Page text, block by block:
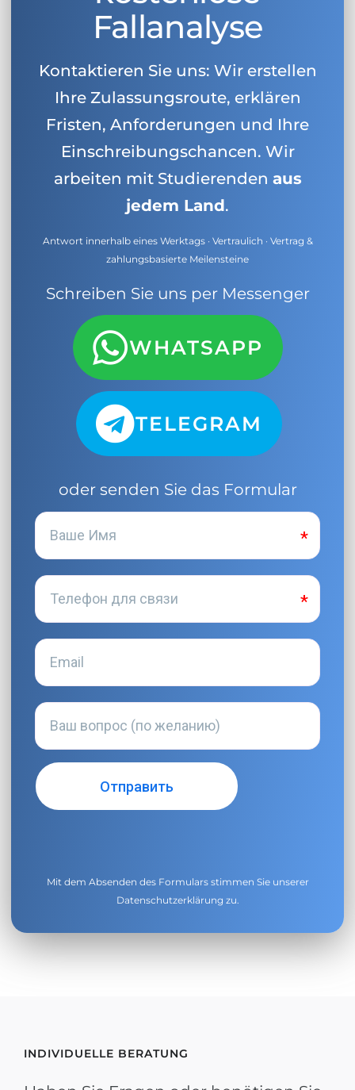
Fallanalyse
Kontaktieren Sie uns: Wir erstellen
Ihre Zulassungsroute, erklären
Fristen, Anforderungen und Ihre
Einschreibungschancen. Wir
arbeiten mit Studierenden aus
jedem Land.
Antwort innerhalb eines Werktags · Vertraulich · Vertrag &
zahlungsbasierte Meilensteine
Schreiben Sie uns per Messenger
WHATSAPP
TELEGRAM
oder senden Sie das Formular
Mit dem Absenden des Formulars stimmen Sie unserer
Datenschutzerklärung zu.
INDIVIDUELLE BERATUNG